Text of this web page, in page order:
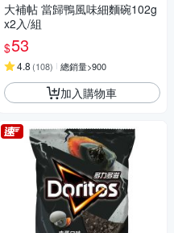
大補帖 當歸鴨風味細麵碗102g
x2入/組
$53
4.8 (108) 總銷量>900
加入購物車